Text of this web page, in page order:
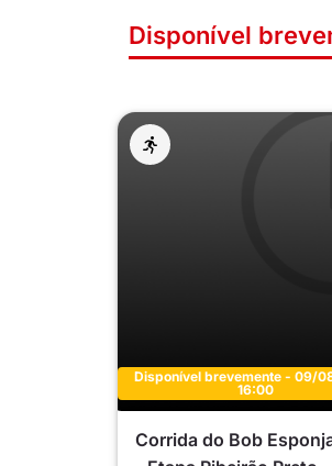
Disponível
Disponível brevemente - 09/
16:00
Corrida do Bob